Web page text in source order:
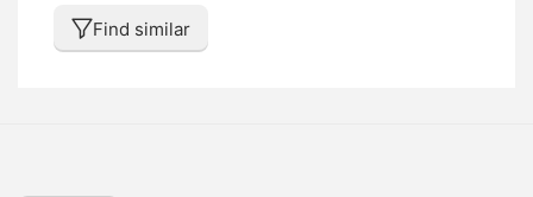
Find similar